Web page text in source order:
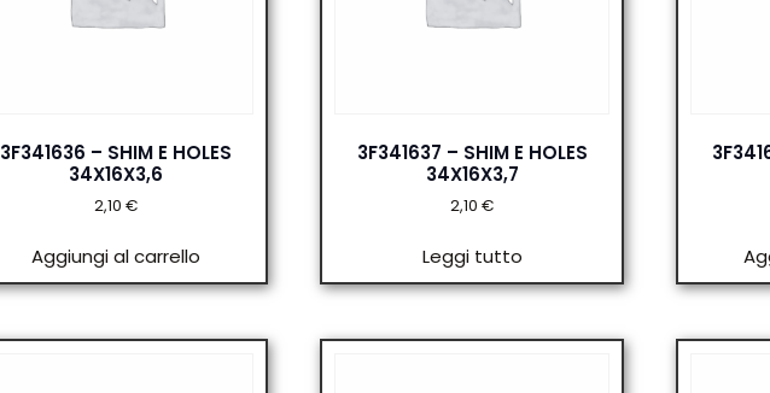
3F341636 – SHIM E HOLES
34X16X3,6
2,10€
Aggiungi al carrello
3F341637 – SHIM E HOLES
34X16X3,7
2,10€
Leggi tutto